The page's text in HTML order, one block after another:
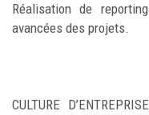
Réalisation de
avancées des projets.
CULTURE